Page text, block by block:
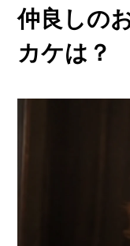
› 他店とのお給料
› VIVIDCREW十
› VIVIDCREW梅
仲良しの
カケは？